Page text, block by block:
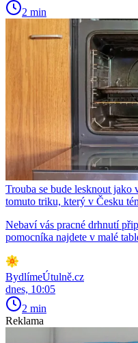
2 min
Trouba se bude lesknout
tomuto triku, který v Česku
Nebaví vás pracné drhnutí
pomocníka najdete v malé
BydlímeÚtulně.cz
dnes, 10:05
2 min
Reklama